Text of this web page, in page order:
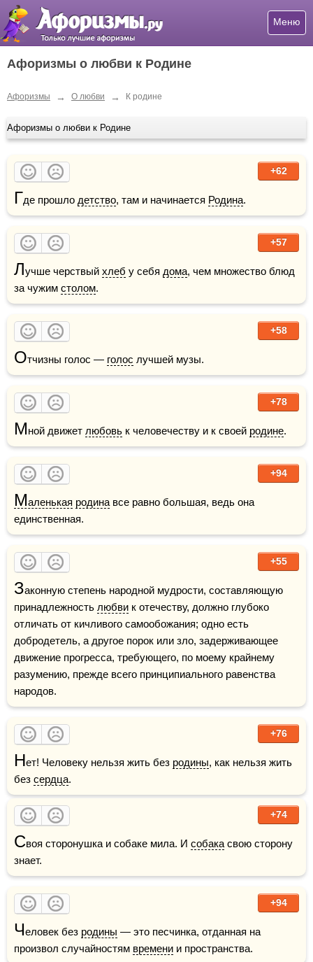
Меню
Афоризмы о любви к Родине
Афоризмы → О любви → К родине
Афоризмы о любви к Родине
+62
Где прошло детство, там и начинается Родина.
+57
Лучше черствый хлеб у себя дома, чем множество блюд
за чужим столом.
+58
Отчизны голос — голос лучшей музы.
+78
Мной движет любовь к человечеству и к своей родине.
+94
Маленькая родина все равно большая, ведь она
единственная.
+55
Законную степень народной мудрости, составляющую
принадлежность любви к отечеству, должно глубоко
отличать от кичливого самообожания; одно есть
добродетель, а другое порок или зло, задерживающее
движение прогресса, требующего, по моему крайнему
разумению, прежде всего принципиального равенства
народов.
+76
Нет! Человеку нельзя жить без родины, как нельзя жить
без сердца.
+74
Своя сторонушка и собаке мила. И собака свою сторону
знает.
+94
Человек без родины — это песчинка, отданная на
произвол случайностям времени и пространства.